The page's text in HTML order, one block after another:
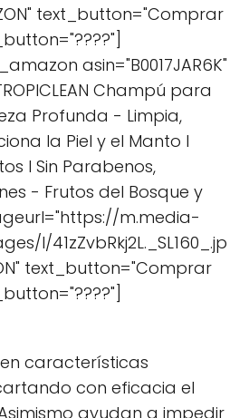
text_button="Comprar
asin="B0017JAR6K"
Champú para
Profunda - Limpia,
la Piel y el Manto I
I Sin Parabenos,
- Frutos del Bosque y
m.media-
I/41zZvbRkj2L._SL160_.jp
text_button="Comprar
características
con eficacia el
ayudan a impedir